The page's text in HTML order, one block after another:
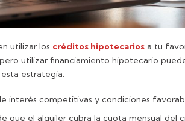
utilizar los créditos hipotecarios a tu
utilizar financiamiento hipotecario
estrategia:
interés competitivas y condiciones
que el alquiler cubra la cuota mensual del